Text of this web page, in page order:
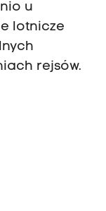
u
lotnicze
rejsów.